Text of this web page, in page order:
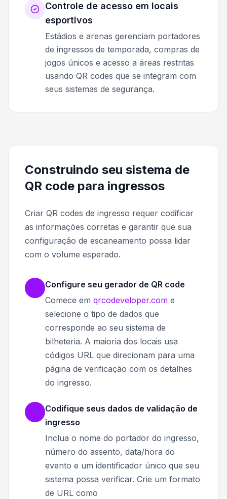
Controle de acesso em locais
esportivos
Estádios e arenas gerenciam portadores
de ingressos de temporada, compras de
jogos únicos e acesso a áreas restritas
usando QR codes que se integram com
seus sistemas de segurança.
Construindo seu sistema de
QR code para ingressos
Criar QR codes de ingresso requer codificar
as informações corretas e garantir que sua
configuração de escaneamento possa lidar
com o volume esperado.
Configure seu gerador de QR code
Comece em qrcodeveloper.com e
selecione o tipo de dados que
corresponde ao seu sistema de
bilheteria. A maioria dos locais usa
códigos URL que direcionam para uma
página de verificação com os detalhes
do ingresso.
Codifique seus dados de validação de
ingresso
Inclua o nome do portador do ingresso,
número do assento, data/hora do
evento e um identificador único que seu
sistema possa verificar. Crie um formato
de URL como